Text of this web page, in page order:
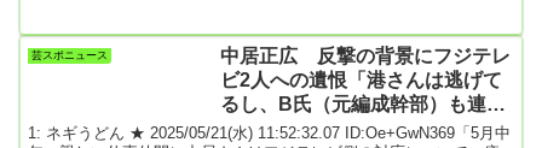
わゆる洋楽です。双方とも、村瀬修功監督の希望とのことですが、
これらの起用は、今後のガンダムシリーズの海外展開にも影響す...
芸スポニュース
中居正広 反撃の背景にフジテレ
ビ2人への遺恨「港さんは逃げて
るし、B氏（元編成幹部）も連絡
をくれなくなった！」
1: ネギうどん ★ 2025/05/21(水) 11:52:32.07 ID:Oe+GwN369「5月中